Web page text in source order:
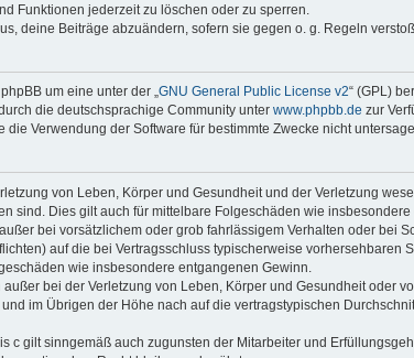
Funktionen jederzeit zu löschen oder zu sperren.
deine Beiträge abzuändern, sofern sie gegen o. g. Regeln
um eine unter der „GNU General Public License v2“ (GPL)
die deutschsprachige Community unter www.phpbb.de zur
Verwendung der Software für bestimmte Zwecke nicht
von Leben, Körper und Gesundheit und der Verletzung
sind. Dies gilt auch für mittelbare Folgeschäden wie insbesondere
bei vorsätzlichem oder grob fahrlässigem Verhalten oder bei
auf die bei Vertragsschluss typischerweise
wie insbesondere entgangenen Gewinn.
bei der Verletzung von Leben, Körper und Gesundheit oder
im Übrigen der Höhe nach auf die vertragstypischen
c gilt sinngemäß auch zugunsten der Mitarbeiter und